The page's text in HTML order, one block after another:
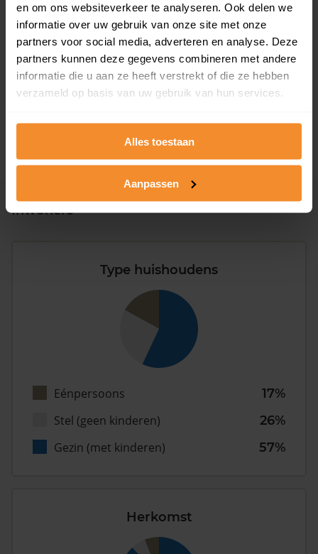
en om ons websiteverkeer te analyseren. Ook delen we
informatie over uw gebruik van onze site met onze
partners voor social media, adverteren en analyse. Deze
partners kunnen deze gegevens combineren met andere
informatie die u aan ze heeft verstrekt of die ze hebben
verzameld op basis van uw gebruik van hun services.
Alles toestaan
Aanpassen
T/m 1945
0%
1946 - 1980
0%
1981 - 2007
50%
2008 of later
50%
Inwoners
Type huishoudens
Eénpersoons
17%
Stel (geen kinderen)
26%
Gezin (met kinderen)
57%
Herkomst